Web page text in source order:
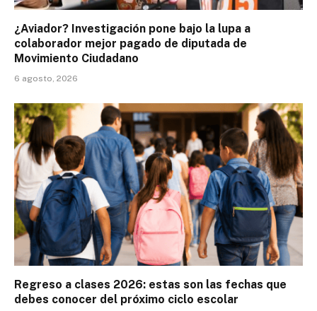
¿Aviador? Investigación pone bajo la lupa a
colaborador mejor pagado de diputada de
Movimiento Ciudadano
6 agosto, 2026
Regreso a clases 2026: estas son las fechas que
debes conocer del próximo ciclo escolar